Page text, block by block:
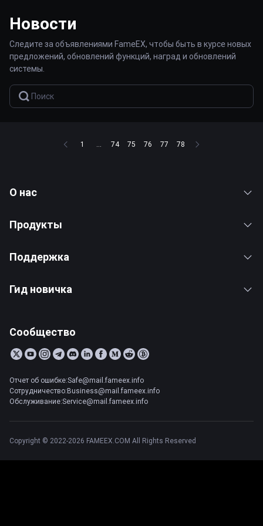
Новости
Следите за объявлениями FameEX, чтобы быть в курсе новых
предложений, обновлений функций, наград и обновлений
системы.
1 ... 74 75 76 77 78
О нас
Продукты
Поддержка
Гид новичка
Сообщество
Отчет об ошибке:Safe@mail.fameex.info
Сотрудничество:Business@mail.fameex.info
Обслуживание:Service@mail.fameex.info
Copyright © 2022-2026 FAMEEX.COM All Rights Reserved